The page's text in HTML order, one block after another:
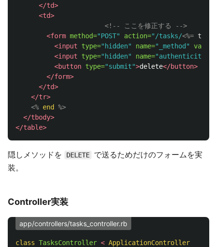
</td>
<td>
<!-- ここを修正する -->
<form method="POST" action="/tasks/<%= t
<input
type="hidden" name="_method"
value=
<input
type="hidden" name=
<button type="submit">delete</button>
</form>
</td>
</tr>
<% end
%>
</tbody>
</table>
隠しメソッドを DELETE
で送るためだけのフォームを実
装。
Controller実装
app/controllers/tasks_controller.rb
class TasksController < ApplicationController